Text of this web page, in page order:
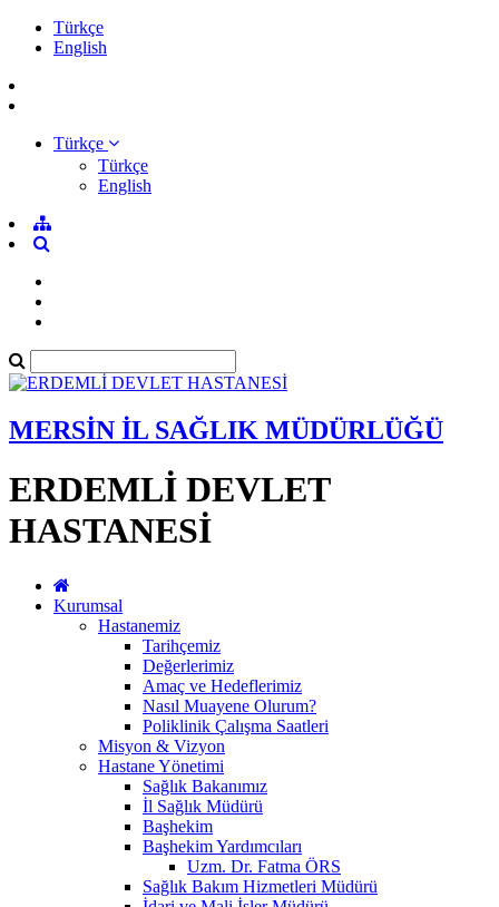
Türkçe
English
Türkçe
Türkçe
English
MERSİN İL SAĞLIK MÜDÜRLÜĞÜ
ERDEMLİ DEVLET
HASTANESİ
Kurumsal
Hastanemiz
Tarihçemiz
Değerlerimiz
Amaç ve Hedeflerimiz
Nasıl Muayene Olurum?
Poliklinik Çalışma Saatleri
Misyon & Vizyon
Hastane Yönetimi
Sağlık Bakanımız
İl Sağlık Müdürü
Başhekim
Başhekim Yardımcıları
Uzm. Dr. Fatma ÖRS
Sağlık Bakım Hizmetleri Müdürü